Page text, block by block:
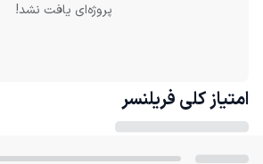
پروژه‌ای یافت نشد!
امتیاز کلی فریلنسر